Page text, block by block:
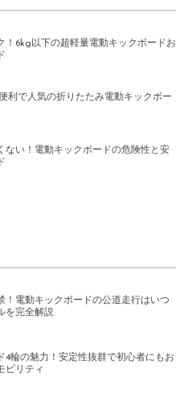
！6kg以下の超軽量電動キックボードお
利で人気の折りたたみ電動キックボー
ない！電動キックボードの危険性と安
！電動キックボードの公道走行はいつ
を完全解説
4輪の魅力！安定性抜群で初心者にもお
ビリティ